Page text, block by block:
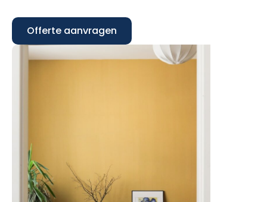
Offerte aanvragen